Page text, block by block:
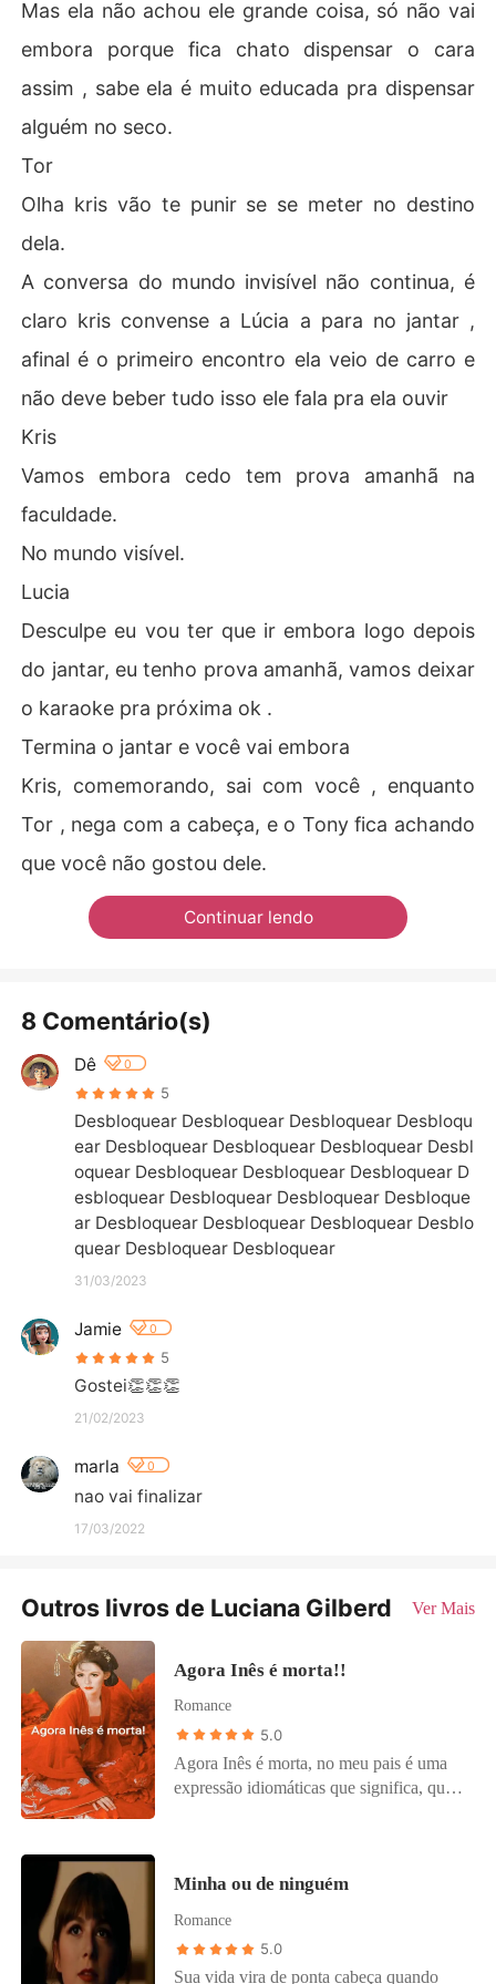
Mas ela não achou ele grande coisa, só não vai
embora porque fica chato dispensar o cara
assim , sabe ela é muito educada pra dispensar
alguém no seco.
Tor
Olha kris vão te punir se se meter no destino
dela.
A conversa do mundo invisível não continua, é
claro kris convense a Lúcia a para no jantar ,
afinal é o primeiro encontro ela veio de carro e
não deve beber tudo isso ele fala pra ela ouvir
Kris
Vamos embora cedo tem prova amanhã na
faculdade.
No mundo visível.
Lucia
Desculpe eu vou ter que ir embora logo depois
do jantar, eu tenho prova amanhã, vamos deixar
o karaoke pra próxima ok .
Termina o jantar e você vai embora
Kris, comemorando, sai com você , enquanto
Tor , nega com a cabeça, e o Tony fica achando
que você não gostou dele.
Continuar lendo
8 Comentário(s)
Dê 0
5
Desbloquear Desbloquear Desbloquear Desbloqu
ear Desbloquear Desbloquear Desbloquear Desbl
oquear Desbloquear Desbloquear Desbloquear D
esbloquear Desbloquear Desbloquear Desbloque
ar Desbloquear Desbloquear Desbloquear Desblo
quear Desbloquear Desbloquear
31/03/2023
Jamie 0
5
Gostei👏👏👏
21/02/2023
marla 0
nao vai finalizar
17/03/2022
Outros livros de Luciana Gilberd Ver Mais
Agora Inês é morta!!
Romance
5.0
Agora Inês é morta, no meu pais é uma
expressão idiomáticas que significa, que
príncipe se apaixonou por uma moça sem
quando o príncipe ficou rei ele corou
Minha ou de ninguém
Romance
5.0
Sua vida vira de ponta cabeça quando